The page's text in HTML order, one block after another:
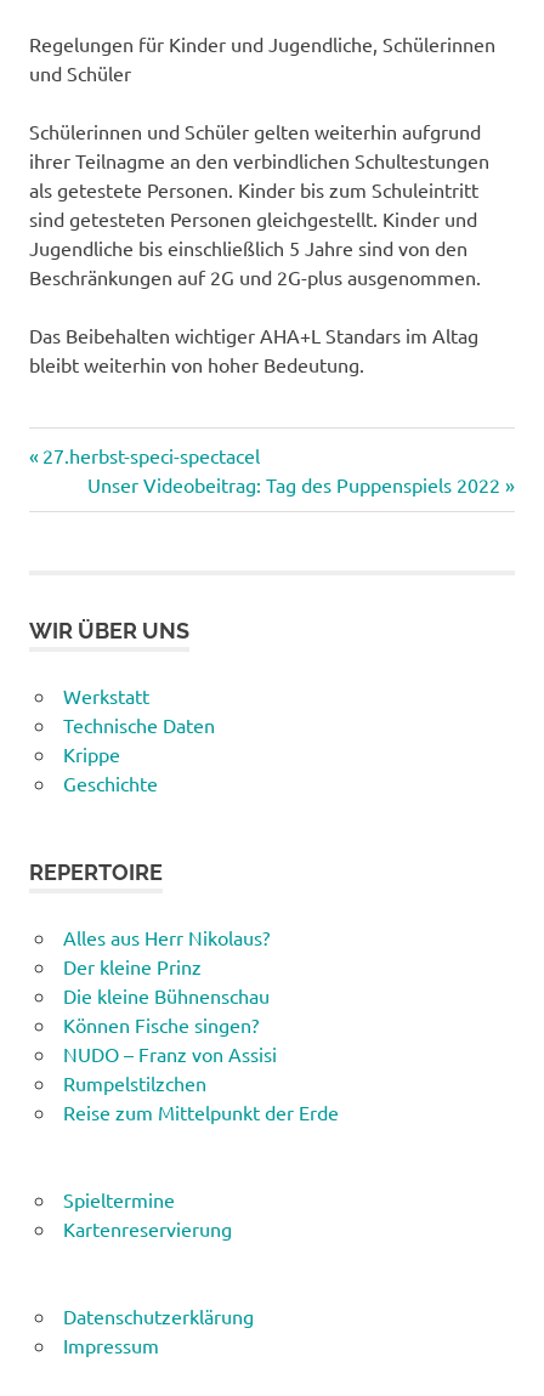
Regelungen für Kinder und Jugendliche, Schülerinnen
und Schüler
Schülerinnen und Schüler gelten weiterhin aufgrund
ihrer Teilnagme an den verbindlichen Schultestungen
als getestete Personen. Kinder bis zum Schuleintritt
sind getesteten Personen gleichgestellt. Kinder und
Jugendliche bis einschließlich 5 Jahre sind von den
Beschränkungen auf 2G und 2G-plus ausgenommen.
Das Beibehalten wichtiger AHA+L Standars im Altag
bleibt weiterhin von hoher Bedeutung.
Hygieneregeln
Hygineverordnung
Beitragsnavigation
Vorheriger
Beitrag:
27.herbst-speci-spectacel
Nächster
Beitrag:
Unser Videobeitrag: Tag des Puppenspiels 2022
WIR ÜBER UNS
Werkstatt
Technische Daten
Krippe
Geschichte
REPERTOIRE
Alles aus Herr Nikolaus?
Der kleine Prinz
Die kleine Bühnenschau
Können Fische singen?
NUDO – Franz von Assisi
Rumpelstilzchen
Reise zum Mittelpunkt der Erde
Spieltermine
Kartenreservierung
Datenschutzerklärung
Impressum